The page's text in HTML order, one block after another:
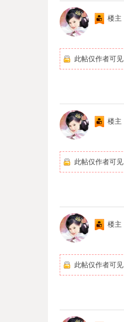
楼主
此帖仅作者可见
楼主
此帖仅作者可见
楼主
此帖仅作者可见